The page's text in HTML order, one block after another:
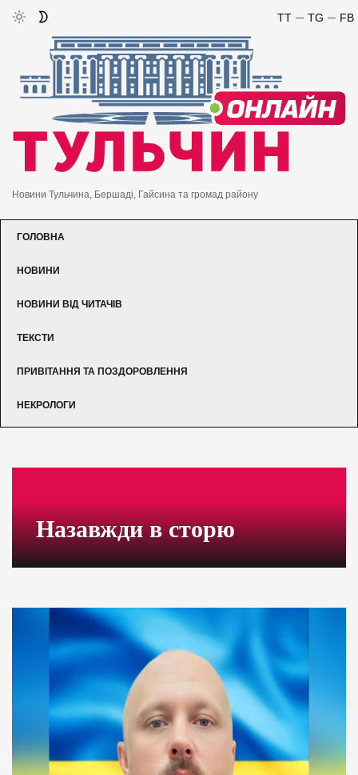
FB
TG
TT
Новини Тульчина, Бершаді, Гайсина та громад району
ГОЛОВНА
НОВИНИ
НОВИНИ ВІД ЧИТАЧІВ
ТЕКСТИ
ПРИВІТАННЯ ТА ПОЗДОРОВЛЕННЯ
НЕКРОЛОГИ
Назавжди в сторю